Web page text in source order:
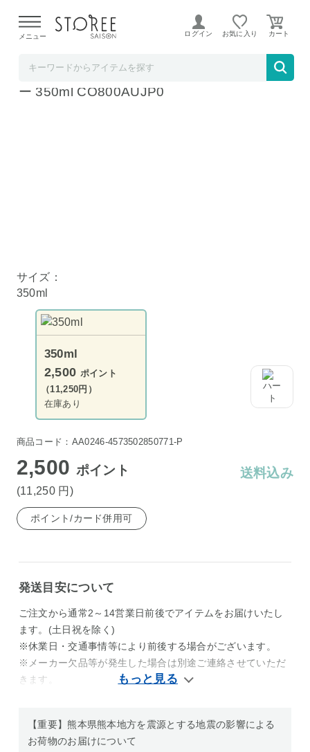
よる配送遅延が発生しております。
メニュー ログイン お気に入り
EPEIOS エペイオス コールドブリューメーカ
ー 350ml CO800AUJP0
サイズ：
350ml
350ml
2,500 ポイント
（11,250円）
在庫あり
商品コード：AA0246-4573502850771-P
2,500 ポイント
(11,250 円 )
送料込み
ポイント/カード併用可
発送目安について
ご注文から通常2～14営業日前後でアイテムをお届けいたし
ます。(土日祝を除く)
※休業日・交通事情等により前後する場合がございます。
※メーカー欠品等が発生した場合は別途ご連絡させていただ
きます。
【重要】熊本県熊本地方を震源とする地震の影響による
お荷物のお届けについて